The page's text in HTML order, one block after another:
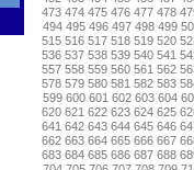
473 474 475 476 477 478
494 495 496 497 498 499
515 516 517 518 519 520
536 537 538 539 540 541
557 558 559 560 561 562
578 579 580 581 582 583
599 600 601 602 603 604
620 621 622 623 624 625
641 642 643 644 645 646
662 663 664 665 666 667
683 684 685 686 687 688